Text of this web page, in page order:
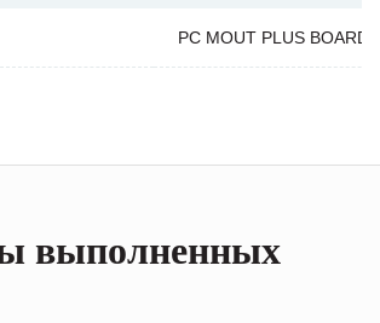
PC MOUT PLUS BOARD
выполненных